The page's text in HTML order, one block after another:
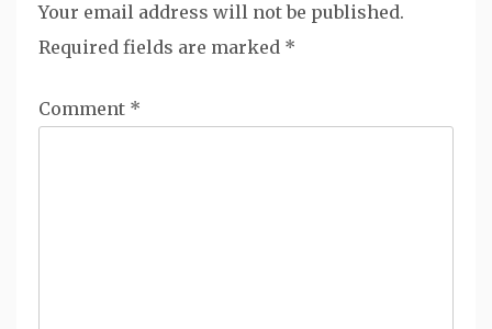
Your email address will not be published.
Required fields are marked *
Comment *